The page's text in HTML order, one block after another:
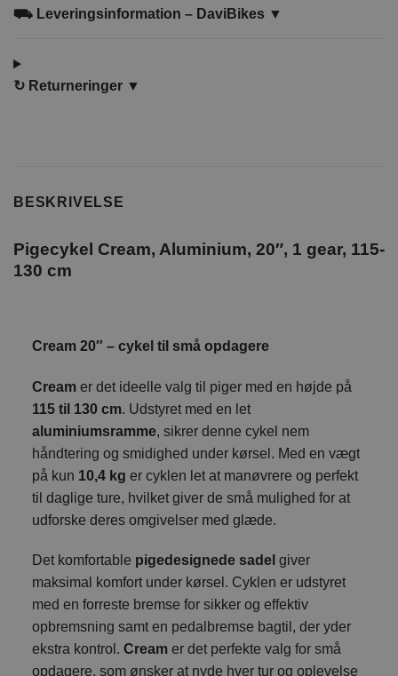
⛟ Leveringsinformation – DaviBikes ▼
↻ Returneringer ▼
BESKRIVELSE
Pigecykel Cream, Aluminium, 20″, 1 gear, 115-
130 cm
Cream 20″ – cykel til små opdagere
Creamer det ideelle valg til piger med en højde på
115 til 130 cm. Udstyret med en let
aluminiumsramme, sikrer denne cykel nem
håndtering og smidighed under kørsel. Med en vægt
på kun 10,4 kg er cyklen let at manøvrere og perfekt
til daglige ture, hvilket giver de små mulighed for at
udforske deres omgivelser med glæde.
Det komfortable pigedesignede sadel giver
maksimal komfort under kørsel. Cyklen er udstyret
med en forreste bremse for sikker og effektiv
opbremsning samt en pedalbremse bagtil, der yder
ekstra kontrol. Creamer det perfekte valg for små
opdagere, som ønsker at nyde hver tur og oplevelse